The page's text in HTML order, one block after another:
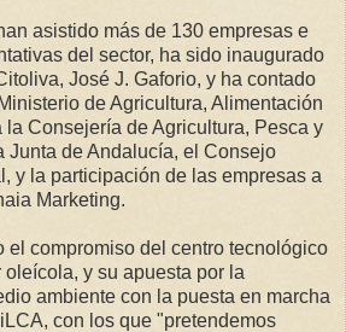
asistido más de 130 empresas e
del sector, ha sido inaugurado
José J. Gaforio, y ha contado
de Agricultura, Alimentación
la Consejería de Agricultura, Pesca y
Junta de Andalucía, el Consejo
y la participación de las empresas a
Marketing.
el compromiso del centro tecnológico
y su apuesta por la
ambiente con la puesta en marcha
con los que "pretendemos